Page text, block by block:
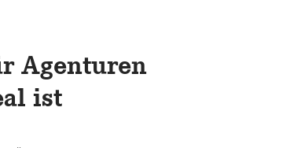
Agenturen
ist